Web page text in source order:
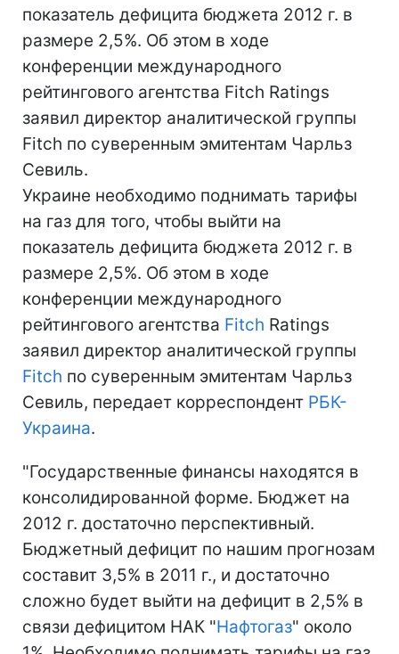
показатель дефицита бюджета 2012 г. в
размере 2,5%. Об этом в ходе
конференции международного
рейтингового агентства Fitch Ratings
заявил директор аналитической группы
Fitch по суверенным эмитентам Чарльз
Севиль.
Украине необходимо поднимать тарифы
на газ для того, чтобы выйти на
показатель дефицита бюджета 2012 г. в
размере 2,5%. Об этом в ходе
конференции международного
рейтингового агентства Fitch Ratings
заявил директор аналитической группы
Fitch по суверенным эмитентам Чарльз
Севиль, передает корреспондент РБК-
Украина.
"Государственные финансы находятся в
консолидированной форме. Бюджет на
2012 г. достаточно перспективный.
Бюджетный дефицит по нашим прогнозам
составит 3,5% в 2011 г., и достаточно
сложно будет выйти на дефицит в 2,5% в
связи дефицитом НАК "Нафтогаз" около